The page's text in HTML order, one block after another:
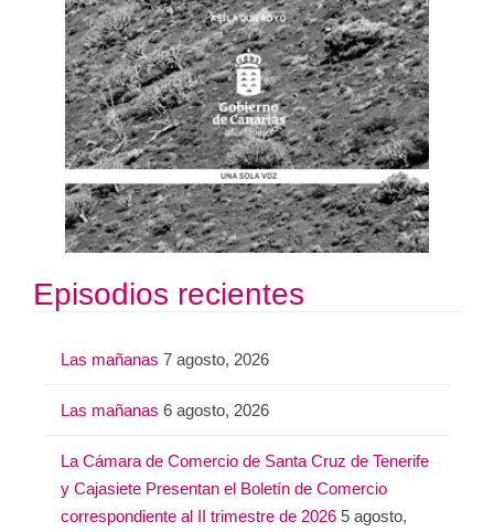
Episodios recientes
Las mañanas 7 agosto, 2026
Las mañanas 6 agosto, 2026
La Cámara de Comercio de Santa Cruz de Tenerife
y Cajasiete Presentan el Boletín de Comercio
correspondiente al II trimestre de 2026 5 agosto,